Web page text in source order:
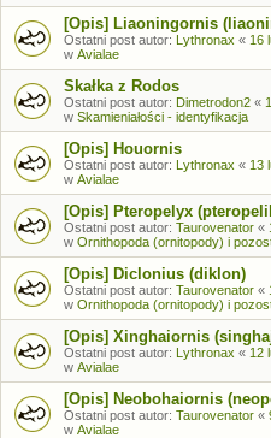
[Opis] Liaoningornis
Ostatni post autor: Lythronax « 16
w Avialae
Skałka z Rodos
Ostatni post autor: Dimetrodon2 «
w Skamieniałości - identyfikacja
[Opis] Houornis
Ostatni post autor: Lythronax « 13
w Avialae
[Opis] Pteropelyx
Ostatni post autor: Taurovenator «
w Ornithopoda (ornitopody) i
[Opis] Diclonius (diklon)
Ostatni post autor: Taurovenator «
w Ornithopoda (ornitopody) i
[Opis] Xinghaiornis
Ostatni post autor: Lythronax « 12
w Avialae
[Opis] Neobohaiornis
Ostatni post autor: Taurovenator «
w Avialae